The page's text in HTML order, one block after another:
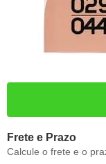
Frete e Prazo
Calcule o frete e o